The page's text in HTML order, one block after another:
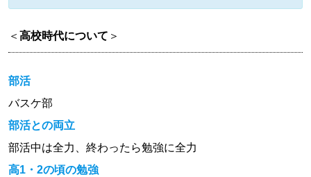
＜ 高校時代について ＞
部活
バスケ部
部活との両立
部活中は全力、終わったら勉強に全力
高1・2の頃の勉強